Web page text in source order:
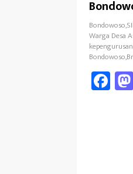
Warga Desa
Fa
ce